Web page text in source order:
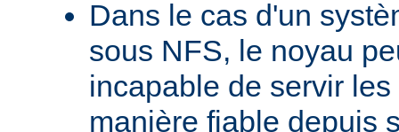
Dans le cas d'un
sous NFS, le noyau
incapable de servir
manière fiable depuis